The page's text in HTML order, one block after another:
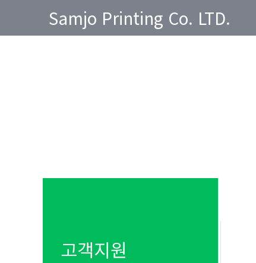
Samjo Printing Co. LTD.
고객지원